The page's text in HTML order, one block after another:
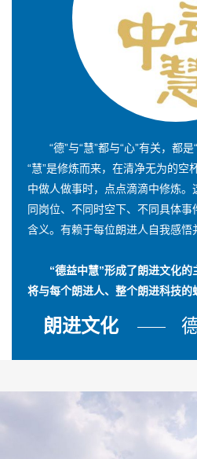
“德”与“慧”都与“心”有关，都
“慧”是修炼而来，在清净无为的空
中做人做事时，点点滴滴中修炼
同岗位、不同时空下、不同具体
含义。有赖于每位朗进人自我感悟
“德益中慧”形成了朗进文化
将与每个朗进人、整个朗进科技的
朗进文化